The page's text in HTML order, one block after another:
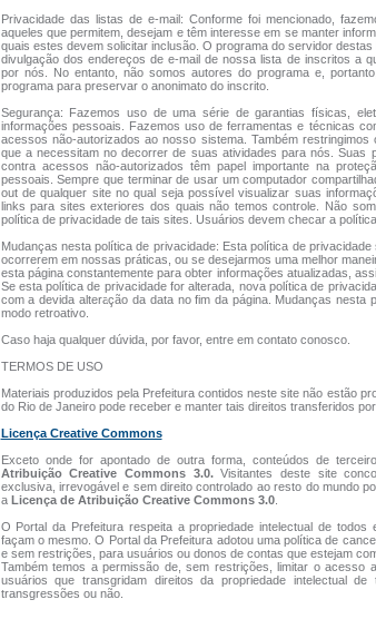
Privacidade das listas de e-mail: Conforme foi mencionado,
aqueles que permitem, desejam e têm interesse em se manter
quais estes devem solicitar inclusão. O programa do servidor
divulgação dos endereços de e-mail de nossa lista de inscritos a
por nós. No entanto, não somos autores do programa e,
programa para preservar o anonimato do inscrito.
Segurança: Fazemos uso de uma série de garantias físicas,
informações pessoais. Fazemos uso de ferramentas e técnicas
acessos não-autorizados ao nosso sistema. Também
que a necessitam no decorrer de suas atividades para nós. Suas
contra acessos não-autorizados têm papel importante na
pessoais. Sempre que terminar de usar um computador
out de qualquer site no qual seja possível visualizar suas
links para sites exteriores dos quais não temos controle. Não
política de privacidade de tais sites. Usuários devem checar a
Mudanças nesta política de privacidade: Esta política de
ocorrerem em nossas práticas, ou se desejarmos uma melhor
esta página constantemente para obter informações atualizadas,
Se esta política de privacidade for alterada, nova política de
com a devida alteração da data no fim da página. Mudanças nesta
modo retroativo.
Caso haja qualquer dúvida, por favor, entre em contato conosco.
TERMOS DE USO
Materiais produzidos pela Prefeitura contidos neste site não estão
do Rio de Janeiro pode receber e manter tais direitos transferidos
Licença Creative Commons
Exceto onde for apontado de outra forma, conteúdos de
Atribuição Creative Commons 3.0.Visitantes deste site
exclusiva, irrevogável e sem direito controlado ao resto do mundo
a Licença de Atribuição Creative Commons 3.0.
O Portal da Prefeitura respeita a propriedade intelectual de
façam o mesmo. O Portal da Prefeitura adotou uma política de
e sem restrições, para usuários ou donos de contas que estejam
Também temos a permissão de, sem restrições, limitar o acesso
usuários que transgridam direitos da propriedade intelectual
transgressões ou não.